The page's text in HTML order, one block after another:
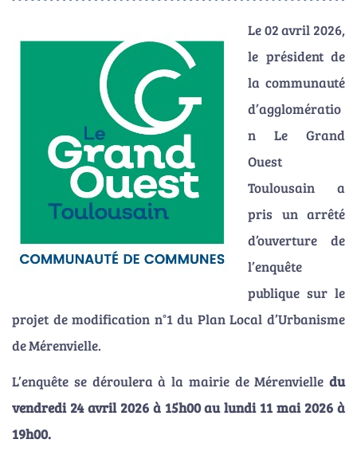
Le 02 avril 2026,
le président de
la communauté
d’agglomératio
n Le Grand
Ouest
Toulousain a
pris un arrêté
d’ouverture de
l’enquête
publique sur le
projet de modification n°1 du Plan Local d’Urbanisme
de Mérenvielle.
L’enquête se déroulera à la mairie de Mérenvielle du
vendredi 24 avril 2026 à 15h00 au lundi 11 mai 2026 à
19h00.